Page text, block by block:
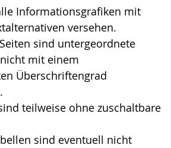
Informationsgrafiken mit
versehen.
sind untergeordnete
mit einem
Überschriftengrad
teilweise ohne zuschaltbare
sind eventuell nicht